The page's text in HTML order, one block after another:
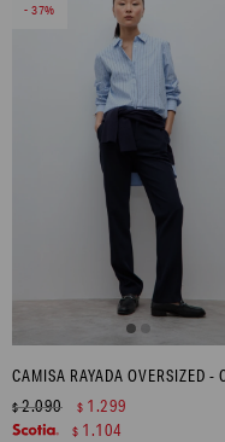
37
$2.090 $ 1.299
$ 1.104